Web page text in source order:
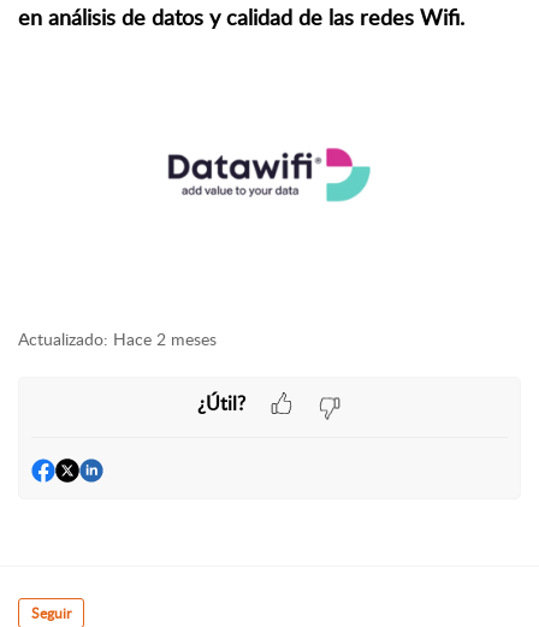
en análisis de datos y calidad de las redes Wifi.
Actualizado: Hace 2 meses
¿Útil?
Seguir